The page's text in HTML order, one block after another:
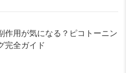
作用が気になる？ピコトーニン
完全ガイド